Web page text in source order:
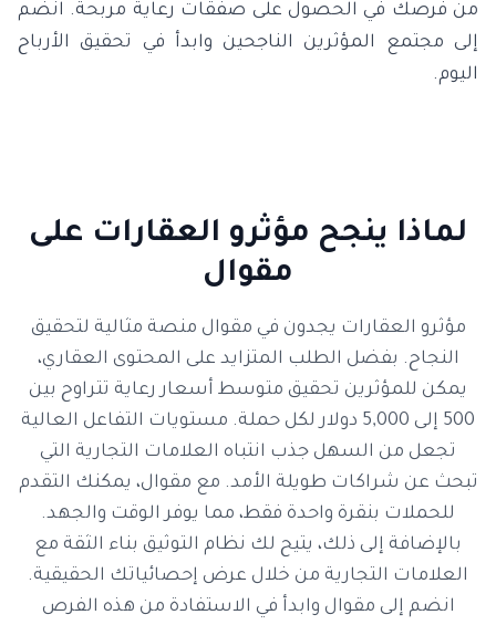
من فرصك في الحصول على صفقات رعاية مربحة. انضم
إلى مجتمع المؤثرين الناجحين وابدأ في تحقيق الأرباح
اليوم.
لماذا ينجح مؤثرو العقارات على
مقوال
مؤثرو العقارات يجدون في مقوال منصة مثالية لتحقيق
النجاح. بفضل الطلب المتزايد على المحتوى العقاري،
يمكن للمؤثرين تحقيق متوسط أسعار رعاية تتراوح بين
500 إلى 5,000 دولار لكل حملة. مستويات التفاعل العالية
تجعل من السهل جذب انتباه العلامات التجارية التي
تبحث عن شراكات طويلة الأمد. مع مقوال، يمكنك التقدم
للحملات بنقرة واحدة فقط، مما يوفر الوقت والجهد.
بالإضافة إلى ذلك، يتيح لك نظام التوثيق بناء الثقة مع
العلامات التجارية من خلال عرض إحصائياتك الحقيقية.
انضم إلى مقوال وابدأ في الاستفادة من هذه الفرص